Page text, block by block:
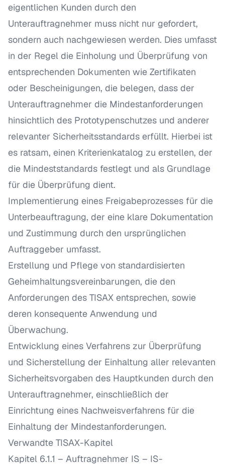
eigentlichen Kunden durch den
Unterauftragnehmer muss nicht nur gefordert,
sondern auch nachgewiesen werden. Dies umfasst
in der Regel die Einholung und Überprüfung von
entsprechenden Dokumenten wie Zertifikaten
oder Bescheinigungen, die belegen, dass der
Unterauftragnehmer die Mindestanforderungen
hinsichtlich des Prototypenschutzes und anderer
relevanter Sicherheitsstandards erfüllt. Hierbei ist
es ratsam, einen Kriterienkatalog zu erstellen, der
die Mindeststandards festlegt und als Grundlage
für die Überprüfung dient.
Implementierung eines Freigabeprozesses für die
Unterbeauftragung, der eine klare Dokumentation
und Zustimmung durch den ursprünglichen
Auftraggeber umfasst.
Erstellung und Pflege von standardisierten
Geheimhaltungsvereinbarungen, die den
Anforderungen des TISAX entsprechen, sowie
deren konsequente Anwendung und
Überwachung.
Entwicklung eines Verfahrens zur Überprüfung
und Sicherstellung der Einhaltung aller relevanten
Sicherheitsvorgaben des Hauptkunden durch den
Unterauftragnehmer, einschließlich der
Einrichtung eines Nachweisverfahrens für die
Einhaltung der Mindestanforderungen.
Verwandte TISAX-Kapitel
Kapitel 6.1.1 – Auftragnehmer IS – IS-